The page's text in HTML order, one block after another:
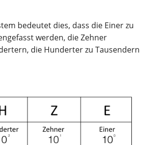
bedeutet dies, dass die Einer zu
werden, die Zehner
die Hunderter zu Tausendern